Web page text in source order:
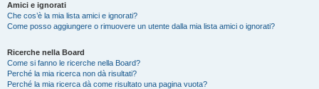
Amici e ignorati
Che cos’è la mia lista amici e ignorati?
Come posso aggiungere o rimuovere un utente dalla mia lista amici o ignorati?
Ricerche nella Board
Come si fanno le ricerche nella Board?
Perché la mia ricerca non dà risultati?
Perché la mia ricerca dà come risultato una pagina vuota?